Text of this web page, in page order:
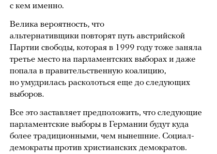
с кем именно.
Велика вероятность, что
альтернативщики повторят путь австрийской
Партии свободы, которая в 1999 году тоже заняла
третье место на парламентских выборах и даже
попала в правительственную коалицию,
но умудрилась расколоться еще до следующих
выборов.
Все это заставляет предположить, что следующие
парламентские выборы в Германии будут куда
более традиционными, чем нынешние. Социал-
демократы против христианских демократов.